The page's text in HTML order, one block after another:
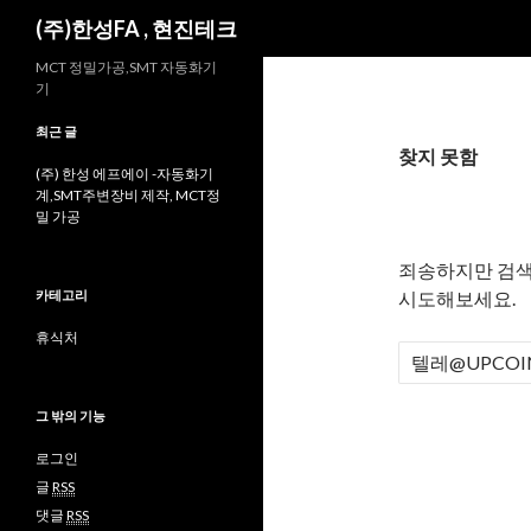
(주)한성FA , 현진테크
찾지 못함
죄송하지만 검
시도해보세요.
검
색
MCT 정밀가공,SMT 자동화기
기
최근 글
(주) 한성 에프에이 -자동화기
계,SMT주변장비 제작, MCT정
밀 가공
카테고리
휴식처
그 밖의 기능
로그인
글 RSS
댓글 RSS